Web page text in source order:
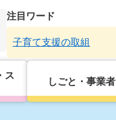
注目ワード
子育て支援の取組
ス
しごと・事業者